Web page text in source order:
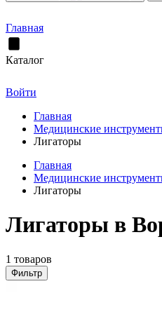
Главная
Каталог
Войти
Главная
Медицинские
Лигаторы
Главная
Медицинские
Лигаторы
Лигаторы в
1 товаров
Фильтр